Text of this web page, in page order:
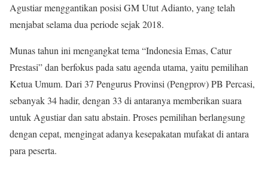
Agustiar menggantikan posisi GM Utut Adianto, yang telah
menjabat selama dua periode sejak 2018.
Munas tahun ini mengangkat tema “Indonesia Emas, Catur
Prestasi” dan berfokus pada satu agenda utama, yaitu pemilihan
Ketua Umum. Dari 37 Pengurus Provinsi (Pengprov) PB Percasi,
sebanyak 34 hadir, dengan 33 di antaranya memberikan suara
untuk Agustiar dan satu abstain. Proses pemilihan berlangsung
dengan cepat, mengingat adanya kesepakatan mufakat di antara
para peserta.